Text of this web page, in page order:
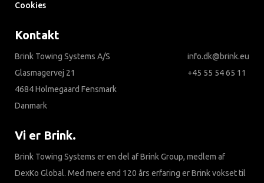
Cookies
Kontakt
Brink Towing Systems A/S
Glasmagervej 21
4684 Holmegaard Fensmark
Danmark
info.dk@brink.eu
+45 55 54 65 11
Vi er Brink.
Brink Towing Systems er en del af Brink Group, medlem af
DexKo Global. Med mere end 120 års erfaring er Brink vokset til